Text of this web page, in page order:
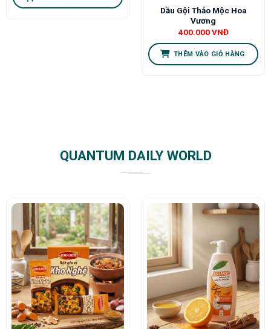
Dầu Gội Thảo Mộc Hoa
Vương
400.000VNĐ
THÊM VÀO GIỎ HÀNG
QUANTUM DAILY WORLD